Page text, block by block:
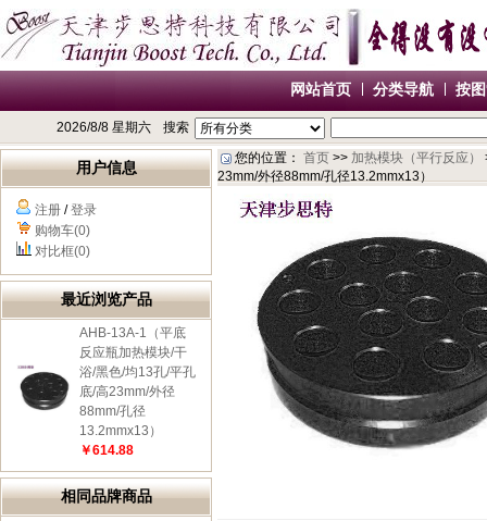
网站首页 分类导航 按
2026/8/8 星期六 搜索
用户信息
注册 /登录
购物车(0)
对比框(0)
最近浏览产品
AHB-13A-1（平底
反应瓶加热模块/干
浴/黑色/均13孔/平孔
底/高23mm/外径
88mm/孔径
13.2mmx13）
￥614.88
相同品牌商品
您的位置： 首页 >> 加热模块（平行反应）
23mm/外径88mm/孔径13.2mmx13）